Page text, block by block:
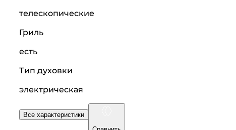
телескопические
Гриль
есть
Тип духовки
электрическая
Все характеристики